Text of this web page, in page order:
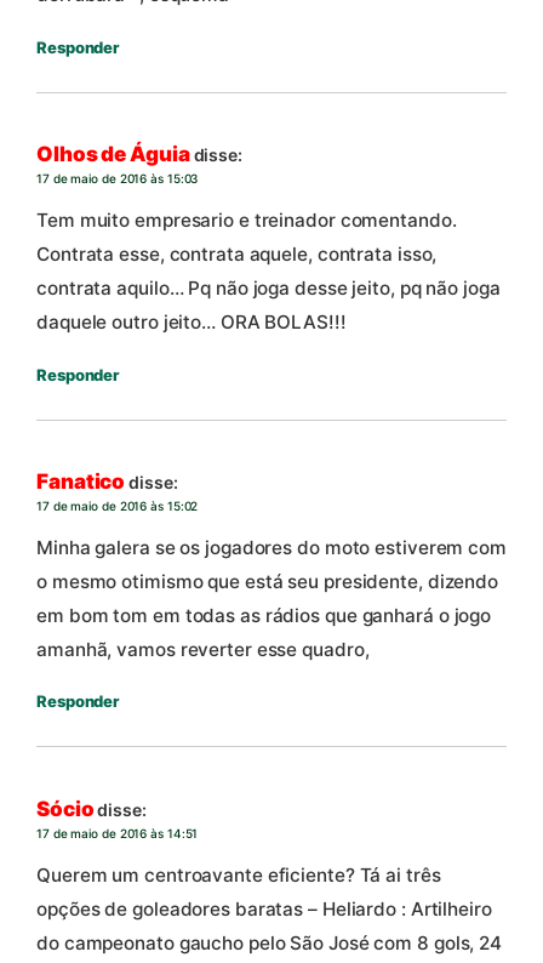
Responder
Olhos de Águiadisse:
17 de maio de 2016 às 15:03
Tem muito empresario e treinador comentando.
Contrata esse, contrata aquele, contrata isso,
contrata aquilo… Pq não joga desse jeito, pq não joga
daquele outro jeito… ORA BOLAS!!!
Responder
Fanatico disse:
17 de maio de 2016 às 15:02
Minha galera se os jogadores do moto estiverem com
o mesmo otimismo que está seu presidente, dizendo
em bom tom em todas as rádios que ganhará o jogo
amanhã, vamos reverter esse quadro,
Responder
Sócio disse:
17 de maio de 2016 às 14:51
Querem um centroavante eficiente? Tá ai três
opções de goleadores baratas – Heliardo : Artilheiro
do campeonato gaucho pelo São José com 8 gols, 24